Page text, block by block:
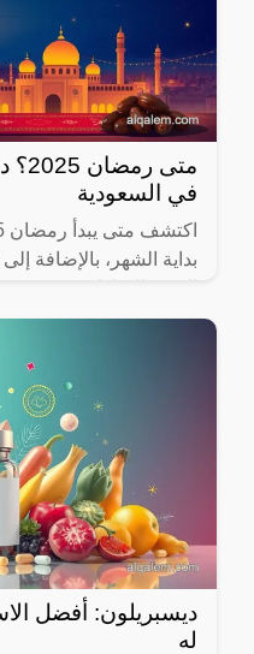
متى
في السعودية
بداية الشهر، بالإضافة إلى
ديسبريلون: أفضل
له